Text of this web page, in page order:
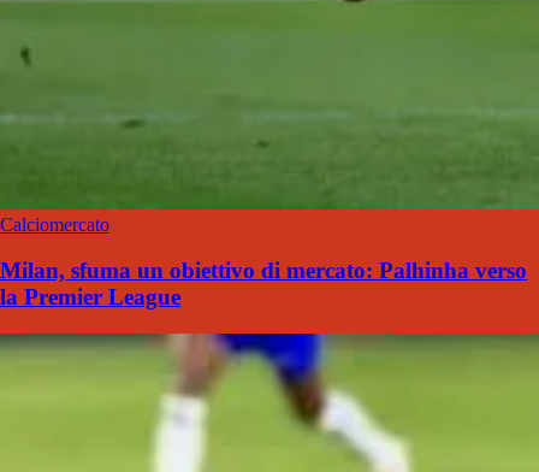
Calciomercato
Milan, sfuma un obiettivo di mercato: Palhinha verso
la Premier League